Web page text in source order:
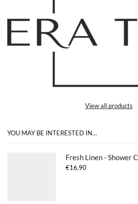
View all products
YOU MAY BE INTERESTED IN…
Fresh Linen - Shower
€16,90